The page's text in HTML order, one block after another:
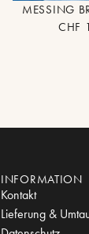
MESSING
CHF
INFORMATION
Kontakt
Lieferung &